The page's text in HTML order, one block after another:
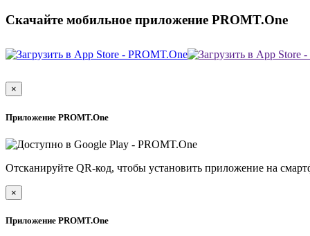
Скачайте мобильное приложение PROMT.One
×
Приложение PROMT.One
Отсканируйте QR-код, чтобы установить приложение на
×
Приложение PROMT.One